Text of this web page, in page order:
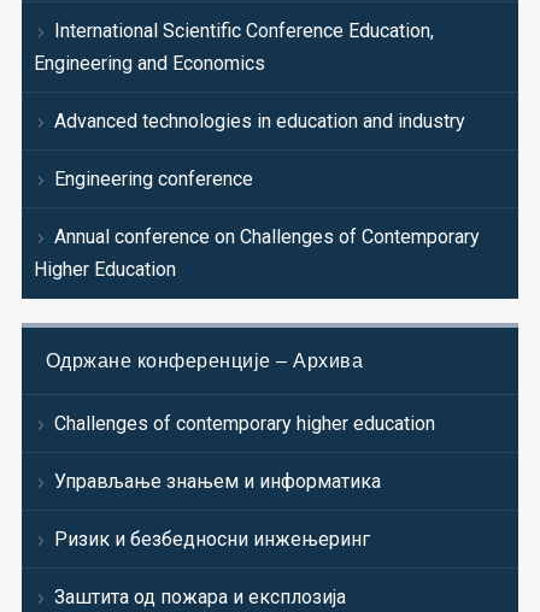
International Scientific Conference Education,
Engineering and Economics
Advanced technologies in education and industry
Engineering conference
Annual conference on Challenges of Contemporary
Higher Education
Одржане конференције – Архива
Challenges of contemporary higher education
Управљање знањем и информатика
Ризик и безбедносни инжењеринг
Заштита од пожара и експлозија